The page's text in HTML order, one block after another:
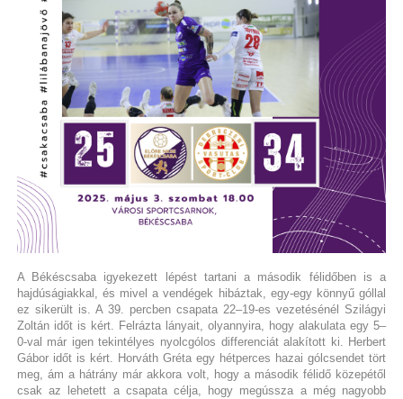
A Békéscsaba igyekezett lépést tartani a második félidőben is a
hajdúságiakkal, és mivel a vendégek hibáztak, egy-egy könnyű góllal
ez sikerült is. A 39. percben csapata 22–19-es vezetésénél Szilágyi
Zoltán időt is kért. Felrázta lányait, olyannyira, hogy alakulata egy 5–
0-val már igen tekintélyes nyolcgólos differenciát alakított ki. Herbert
Gábor időt is kért. Horváth Gréta egy hétperces hazai gólcsendet tört
meg, ám a hátrány már akkora volt, hogy a második félidő közepétől
csak az lehetett a csapata célja, hogy megússza a még nagyobb